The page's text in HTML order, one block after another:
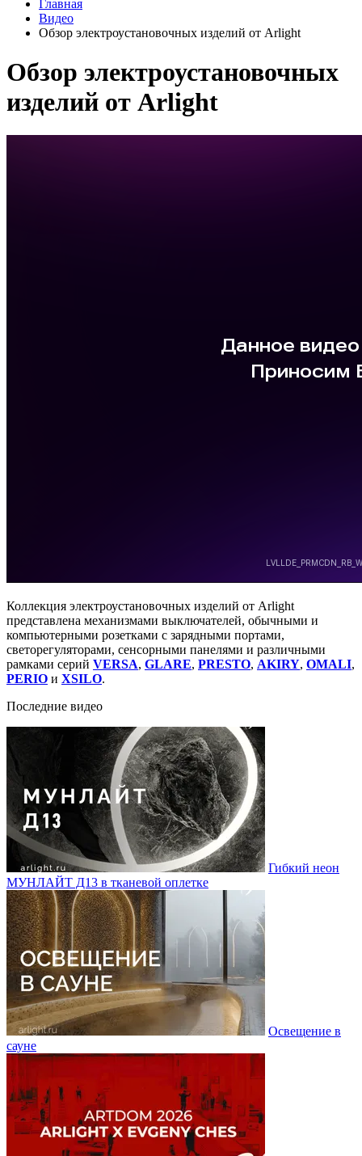
Главная
Видео
Обзор электроустановочных изделий от Arlight
Обзор электроустановочных
изделий от Arlight
Коллекция электроустановочных изделий от Arlight
представлена механизмами выключателей, обычными и
компьютерными розетками c зарядными портами,
светорегуляторами, сенсорными панелями и различными
рамками серий VERSA, GLARE, PRESTO, AKIRY, OMALI,
PERIO и XSILO.
Последние видео
Гибкий неон
МУНЛАЙТ Д13 в тканевой оплетке
Освещение в
сауне